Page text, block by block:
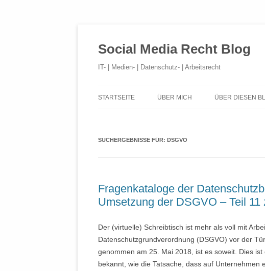
Social Media Recht Blog
IT- | Medien- | Datenschutz- | Arbeitsrecht
STARTSEITE ÜBER MICH ÜBER DIESEN
SUCHERGEBNISSE FÜR: DSGVO
Fragenkataloge der
Umsetzung der DSGVO – Teil
Der (virtuelle) Schreibtisch ist mehr als voll mit
Datenschutzgrundverordnung (DSGVO) vor der
genommen am 25. Mai 2018, ist es soweit. Dies
bekannt, wie die Tatsache, dass auf